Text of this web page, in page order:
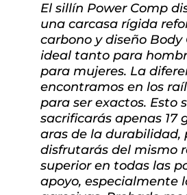
El sillín Power Comp
una carcasa rígida
carbono y diseño Body
ideal tanto para
para mujeres. La
encontramos en los
para ser exactos. Esto
sacrificarás apenas 17
aras de la durabilidad,
disfrutarás del mismo
superior en todas las
apoyo, especialmente